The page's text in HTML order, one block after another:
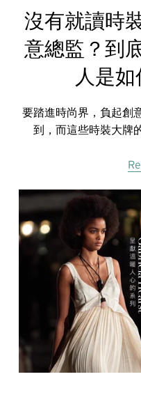
沒有就讀時
意總監？到
人是如
要踏進時尚界，負起創
到，而這些時裝大牌